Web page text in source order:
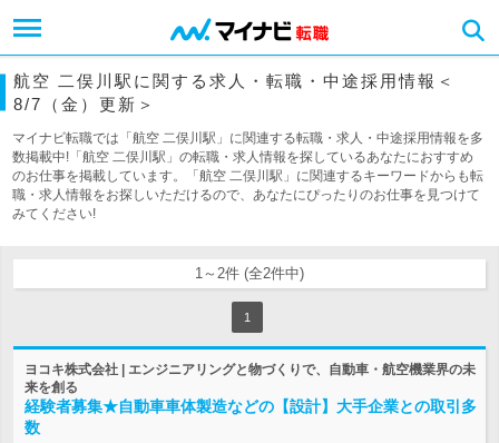
航空 二俣川駅に関する求人・転職・中途採用情報＜
8/7（金）更新＞
マイナビ転職では「航空 二俣川駅」に関連する転職・求人・中途採用情報を多
数掲載中!「航空 二俣川駅」の転職・求人情報を探しているあなたにおすすめ
のお仕事を掲載しています。「航空 二俣川駅」に関連するキーワードからも転
職・求人情報をお探しいただけるので、あなたにぴったりのお仕事を見つけて
みてください!
1～2件 (全2件中)
1
ヨコキ株式会社 | エンジニアリングと物づくりで、自動車・航空機業界の未
来を創る
経験者募集★自動車車体製造などの【設計】大手企業との取引多
数